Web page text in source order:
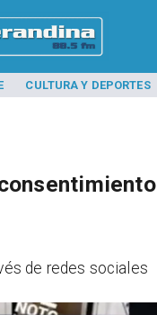
CULTURA Y DEPORTES
de redes sociales